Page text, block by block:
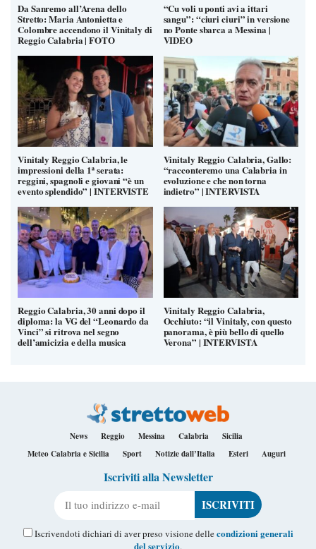
Da Sanremo all’Arena dello
Stretto: Maria Antonietta e
Colombre accendono il Vinitaly di
Reggio Calabria | FOTO
“Cu voli u ponti avi a ittari
sangu”: “ciuri ciuri” in versione
no Ponte sbarca a Messina |
VIDEO
Vinitaly Reggio Calabria, le
impressioni della 1ª serata:
reggini, spagnoli e giovani “è un
evento splendido” | INTERVISTE
Vinitaly Reggio Calabria, Gallo:
“racconteremo una Calabria in
evoluzione e che non torna
indietro” | INTERVISTA
Reggio Calabria, 30 anni dopo il
diploma: la VG del “Leonardo da
Vinci” si ritrova nel segno
dell’amicizia e della musica
Vinitaly Reggio Calabria,
Occhiuto: “il Vinitaly, con questo
panorama, è più bello di quello
Verona” | INTERVISTA
News Reggio Messina Calabria
Sicilia
Meteo Calabria e Sicilia
Sport Notizie dall’Italia Esteri Auguri
Iscriviti alla Newsletter
Iscrivendoti dichiari di aver preso visione dellecondizioni generali
del servizio.